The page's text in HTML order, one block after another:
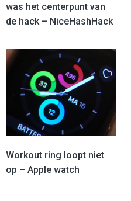
was het centerpunt van
de hack – NiceHashHack
Workout ring loopt niet
op – Apple watch